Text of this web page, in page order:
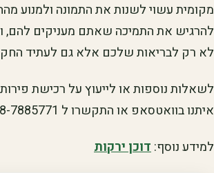
מקומית עשוי לשנות את התמונה ולמנוע
להרגיש את התמיכה שאתם מעניקים להם,
לא רק לבריאות שלכם אלא גם לעתיד
לשאלות נוספות או לייעוץ על רכישת פירות
איתנו בוואטסאפ או התקשרו ל 058-7885771.
למידע נוסף:דוכן ירקות